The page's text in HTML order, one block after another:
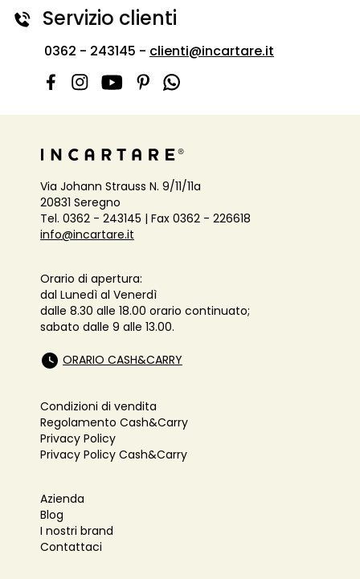
Servizio clienti
0362 - 243145 - clienti@incartare.it
Via Johann Strauss N. 9/11/11a
20831 Seregno
Tel. 0362 - 243145 | Fax 0362 - 226618
info@incartare.it
Orario di apertura:
dal Lunedì al Venerdì
dalle 8.30 alle 18.00 orario continuato;
sabato dalle 9 alle 13.00.
ORARIO CASH&CARRY
Condizioni di vendita
Regolamento Cash&Carry
Privacy Policy
Privacy Policy Cash&Carry
Azienda
Blog
I nostri brand
Contattaci